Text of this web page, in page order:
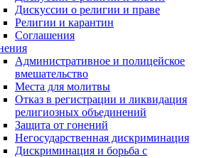
Дискуссии о религии и праве
Религии и карантин
Соглашения
Административное и полицейское
вмешательство
Места для молитвы
Отказ в регистрации и ликвидация
религиозных объединений
Защита от гонений
Негосударственная дискриминация
Дискриминация и борьба с